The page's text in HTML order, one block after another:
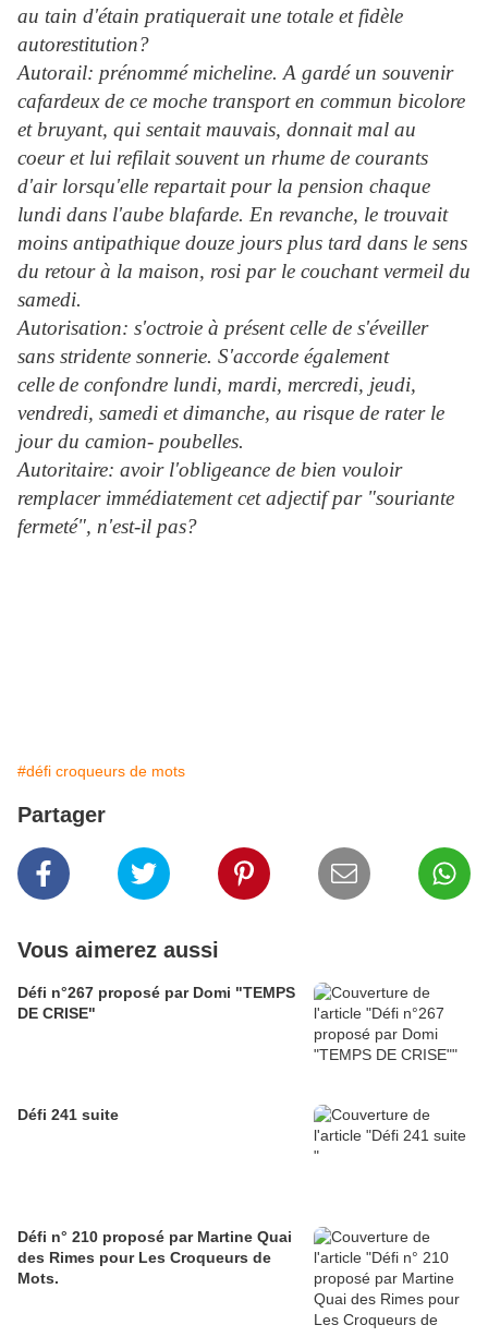
au tain d'étain pratiquerait une totale et fidèle
autorestitution?
Autorail: prénommé micheline. A gardé un souvenir
cafardeux de ce moche transport en commun bicolore
et bruyant, qui sentait mauvais, donnait mal au
coeur et lui refilait souvent un rhume de courants
d'air lorsqu'elle repartait pour la pension chaque
lundi dans l'aube blafarde. En revanche, le trouvait
moins antipathique douze jours plus tard dans le sens
du retour à la maison, rosi par le couchant vermeil du
samedi.
Autorisation: s'octroie à présent celle de s'éveiller
sans stridente sonnerie. S'accorde également
cellede confondre lundi, mardi, mercredi, jeudi,
vendredi, samedi et dimanche, au risque de rater le
jour du camion- poubelles.
Autoritaire: avoir l'obligeance de bien vouloir
remplacer immédiatement cet adjectif par "souriante
fermeté", n'est-il pas?
#défi croqueurs de mots
Partager
Vous aimerez aussi
Défi n°267 proposé par Domi "TEMPS
DE CRISE"
Défi 241 suite
Défi n° 210 proposé par Martine Quai
des Rimes pour Les Croqueurs de
Mots.